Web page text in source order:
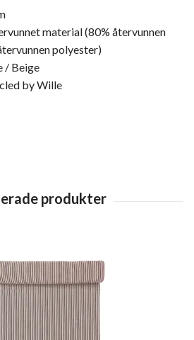
material (80% återvunnen
polyester)
/ Beige
by Wille